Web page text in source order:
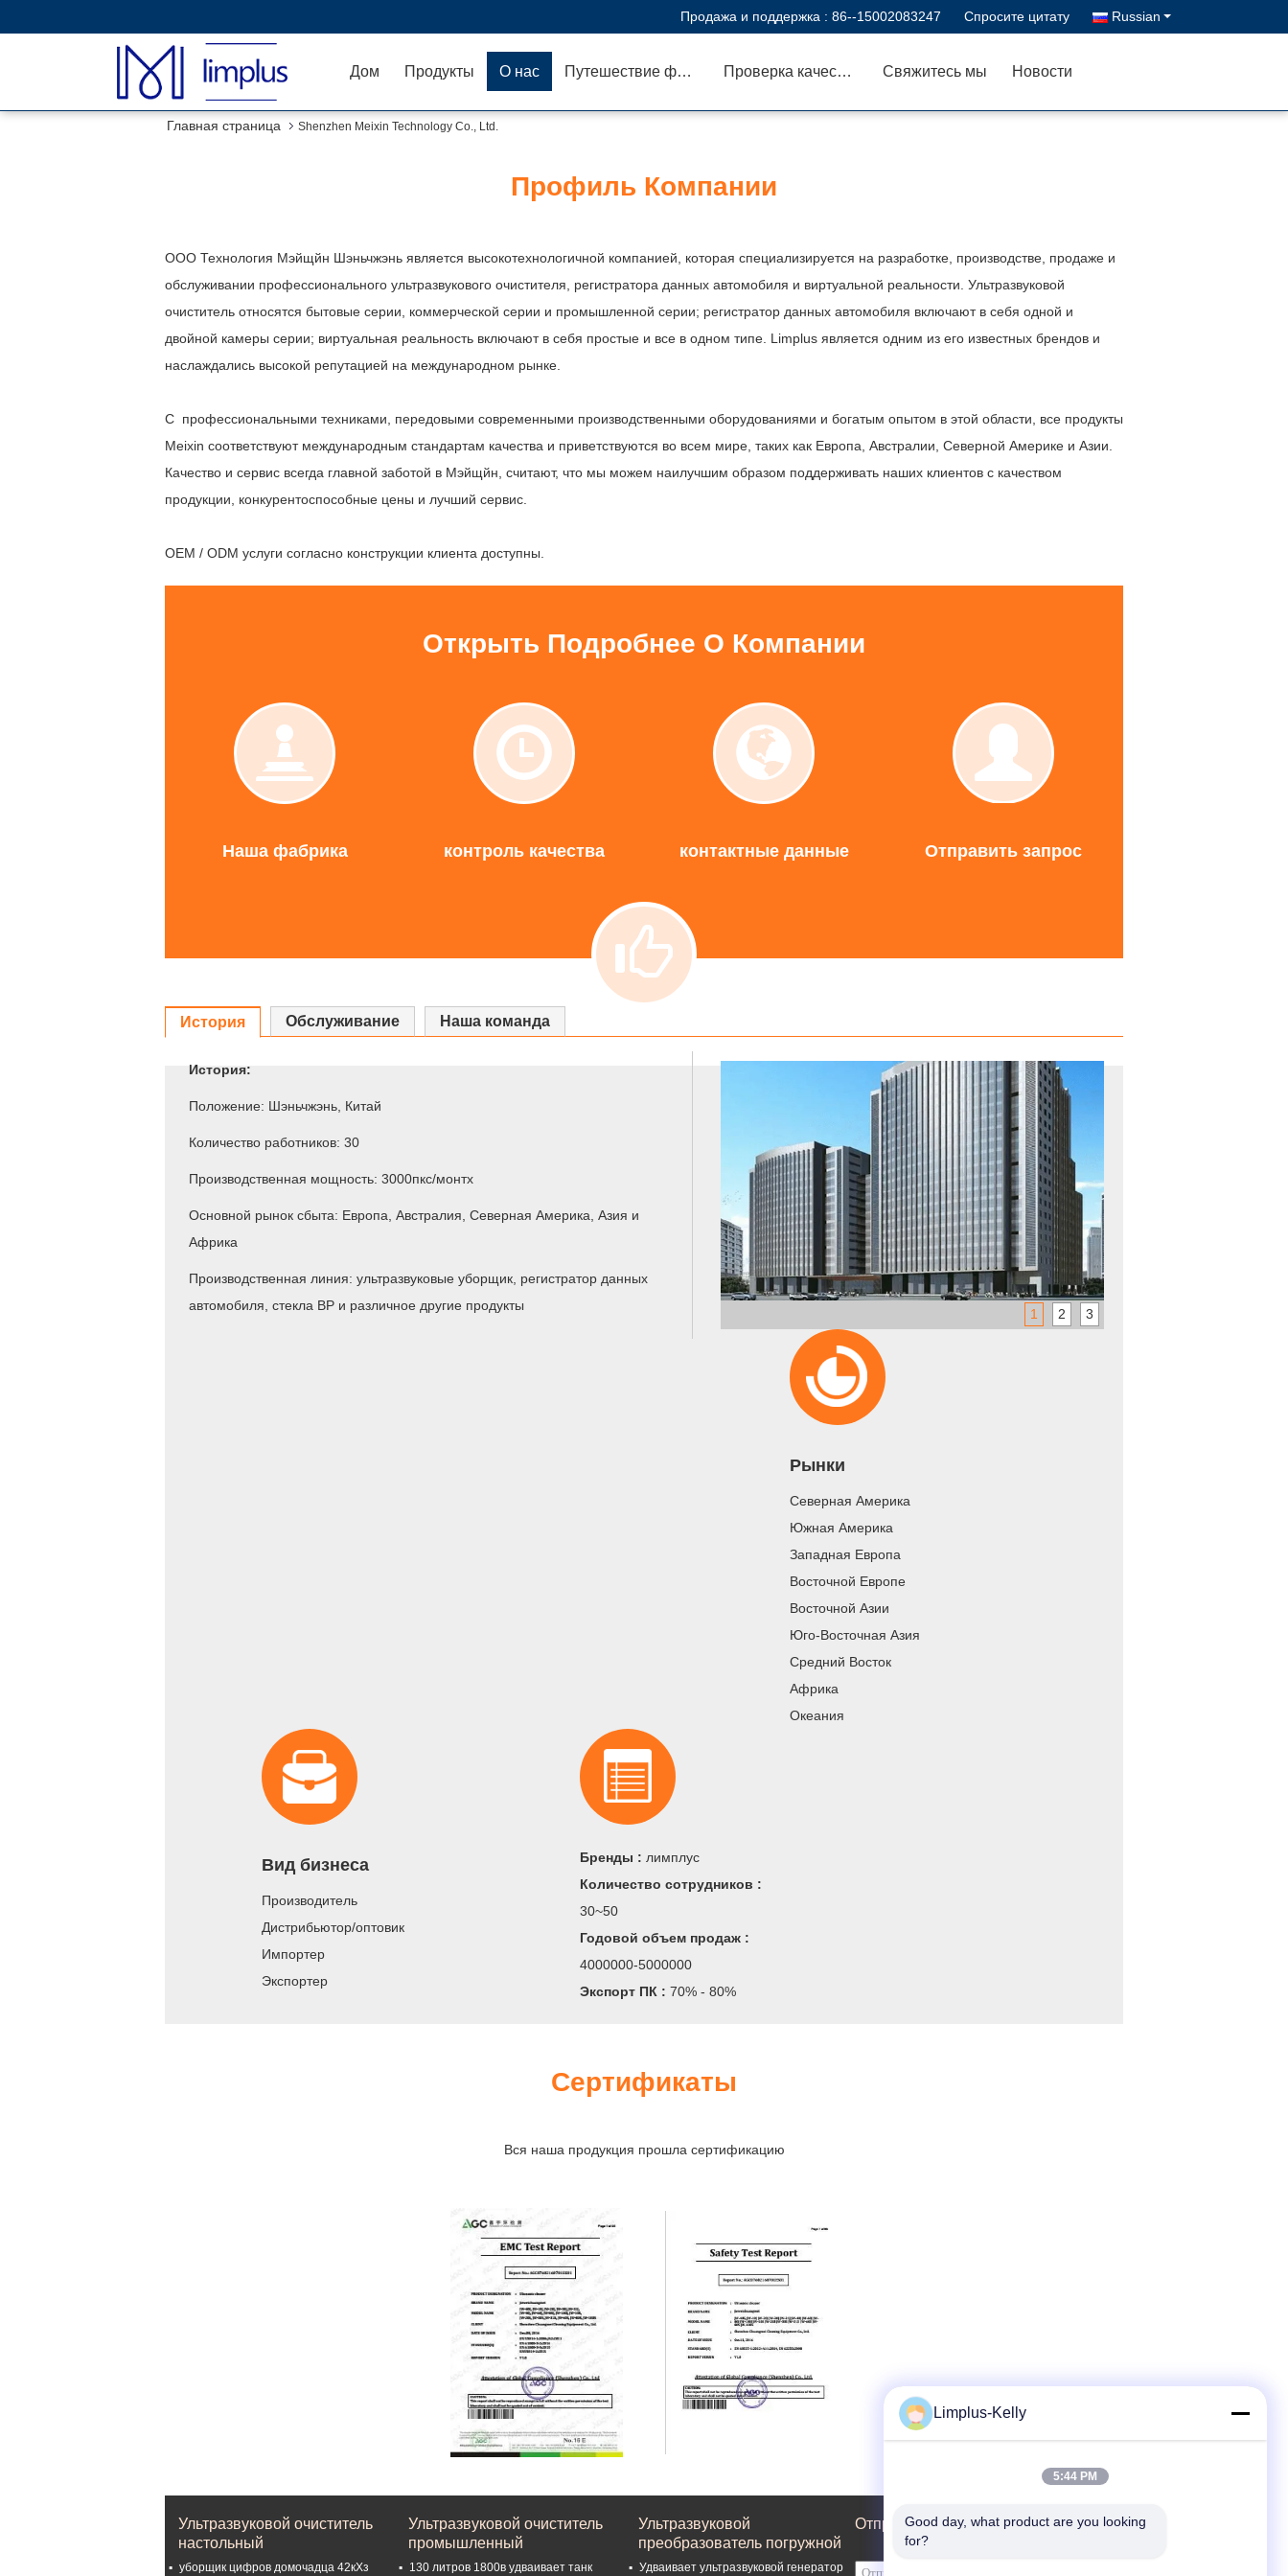
Продажа и поддержка : 86--15002083247 Спросите цитату Russian
Дом Продукты О нас Путешествие фабрики Проверка качества Свяжитесь мы Новости
Главная страница Shenzhen Meixin Technology Co., Ltd.
Профиль Компании
ООО Технология Мэйщйн Шэньчжэнь является высокотехнологичной компанией, которая специализируется на разработке, производстве, продаже и
обслуживании профессионального ультразвукового очистителя, регистратора данных автомобиля и виртуальной реальности. Ультразвуковой
очиститель относятся бытовые серии, коммерческой серии и промышленной серии; регистратор данных автомобиля включают в себя одной и
двойной камеры серии; виртуальная реальность включают в себя простые и все в одном типе. Limplus является одним из его известных брендов и
наслаждались высокой репутацией на международном рынке.
С профессиональными техниками, передовыми современными производственными оборудованиями и богатым опытом в этой области, все продукты
Meixin соответствуют международным стандартам качества и приветствуются во всем мире, таких как Европа, Австралии, Северной Америке и Азии.
Качество и сервис всегда главной заботой в Мэйщйн, считают, что мы можем наилучшим образом поддерживать наших клиентов с качеством
продукции, конкурентоспособные цены и лучший сервис.
OEM / ODM услуги согласно конструкции клиента доступны.
Открыть Подробнее О Компании
Наша
фабрика
Наша фабрика
контроль
качества
контроль качества
контактные
данные
контактные данные Отправить запрос
История Обслуживание Наша команда
История:
Положение: Шэньчжэнь, Китай
Количество работников: 30
Производственная мощность: 3000пкс/монтх
Основной рынок сбыта: Европа, Австралия, Северная Америка, Азия и
Африка
Производственная линия: ультразвуковые уборщик, регистратор данных
автомобиля, стекла ВР и различное другие продукты
1 2 3
Рынки
Северная Америка
Южная Америка
Западная Европа
Восточной Европе
Восточной Азии
Юго-Восточная Азия
Средний Восток
Африка
Океания
Вид бизнеса
Производитель
Дистрибьютор/оптовик
Импортер
Экспортер
Бренды : лимплус
Количество сотрудников :
30~50
Годовой объем продаж :
4000000-5000000
Экспорт ПК : 70% - 80%
Сертификаты
Вся наша продукция прошла сертификацию
Ультразвуковой очиститель
настольный
уборщик цифров домочадца 42кХз
Ультразвуковой очиститель
промышленный
130 литров 1800в удваивает танк
Ультразвуковой
преобразователь погружной
Удваивает ультразвуковой генератор
Отправить запрос
Limplus-Kelly
5:44 PM
Good day, what product are you looking
for?